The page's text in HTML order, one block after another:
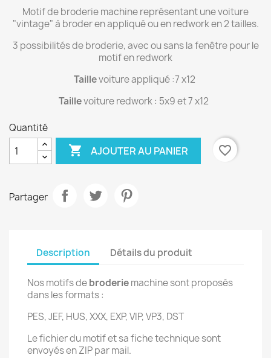
Motif de broderie machine représentant une voiture
"vintage" à broder en appliqué ou en redwork en 2 tailles.
3 possibilités de broderie, avec ou sans la fenêtre pour le
motif en redwork
Taillevoiture appliqué :7 x12
Taillevoiture redwork : 5x9 et 7 x12
Quantité
 AJOUTER AU PANIER favorite_border
Partager
Description Détails du produit
Nos motifs debroderiemachine sont proposés
dans les formats :
PES, JEF, HUS, XXX, EXP, VIP, VP3, DST
Le fichier du motif et sa fiche technique sont
envoyés en ZIP par mail.